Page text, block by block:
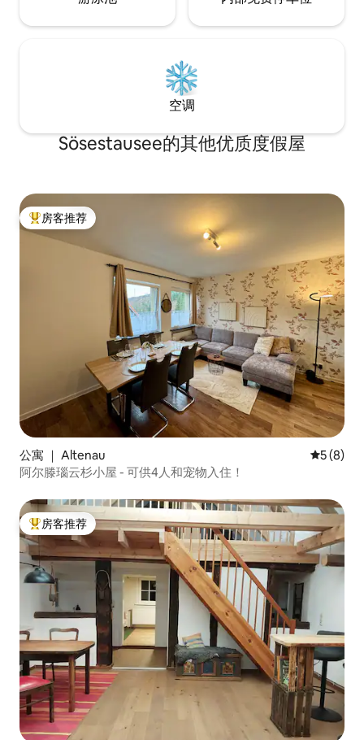
空调
Sösestausee的其他优质度假屋
热门「房客推荐」
房客推荐
公寓 ｜ Altenau 平均评分
5 (8)
阿尔滕瑙云杉小屋 - 可供4人和宠物入住！
热门「房客推荐」
房客推荐